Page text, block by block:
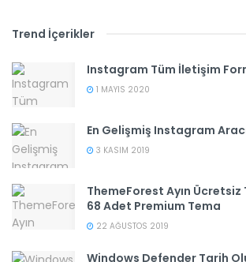
Trend İçerikler
Instagram Tüm İletişim
1 MAYIS 2020
En Gelişmiş Instagram
3 KASIM 2019
ThemeForest Ayın Ücretsiz
68 Adet Premium Tema
22 AĞUSTOS 2019
Windows Defender Tarih